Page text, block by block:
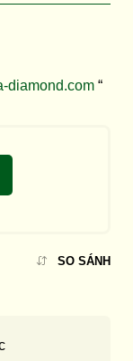
diamond.com “
SO SÁNH